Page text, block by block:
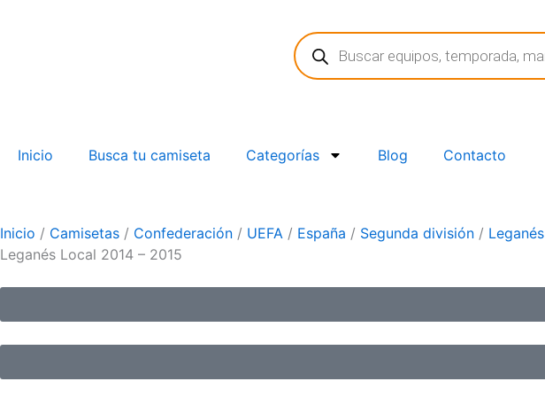
Búsqueda
de
productos
Inicio Busca tu camiseta Categorías Blog Contacto
Inicio / Camisetas / Confederación / UEFA / España / Segunda división / Leganés
Leganés Local 2014 – 2015